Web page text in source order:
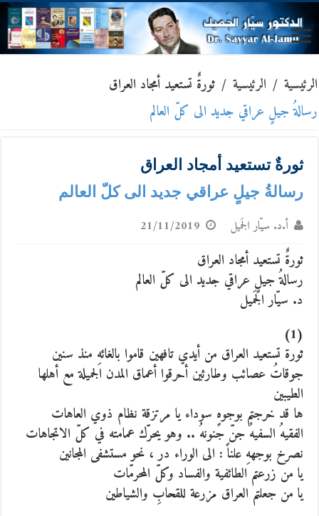
الرئيسية / الرئيسية / ثورةٌ تستعيد أمجاد العراق
رسالةُ جيلٍ عراقي جديد الى كلّ العالم
ثورةٌ تستعيد أمجاد العراق
رسالةُ جيلٍ عراقي جديد الى كلّ العالم
أ.د. سيّار الجَميل 21/11/2019
ثورةٌ تستعيد أمجاد العراق
رسالةُ جيلٍ عراقي جديد الى كلّ العالم
د. سيّار الجَميل
(1)
ثورة تستعيد العراق من أيدي تافهين قاموا بالغائهِ منذ سنين
جوقاتُ عصائب وطارئين أحرقوا أعماق المدن الجميلة مع أهلها
الطيبين
ها قد خرجتم بوجوهٍ سوداء يا مرتزقة نظام ذوي العاهات
الفقيهُ السفيهُ جنّ جنونهُ .. وهو يحرّك عمامته في كلّ الاتجاهات
نصرخ بوجههِ علناً : الى الوراء در ، نحو مستشفى المجانين
يا من زرعتم الطائفية والفساد وكلّ المحرمّات
يا من جعلتم العراق مزرعة للقحابِ والشياطين